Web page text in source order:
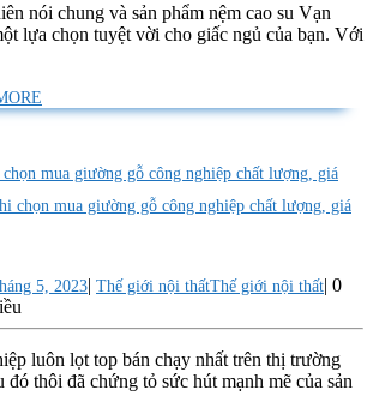
nói chung và sản phẩm nệm cao su Vạn
lựa chọn tuyệt vời cho giấc ngủ của bạn. Với
mua giường gỗ công nghiệp chất lượng, giá
chọn mua giường gỗ công nghiệp chất lượng, giá
5, 2023| Thế giới nội thấtThế giới nội thất| 0
luôn lọt top bán chạy nhất trên thị trường
thôi đã chứng tỏ sức hút mạnh mẽ của sản